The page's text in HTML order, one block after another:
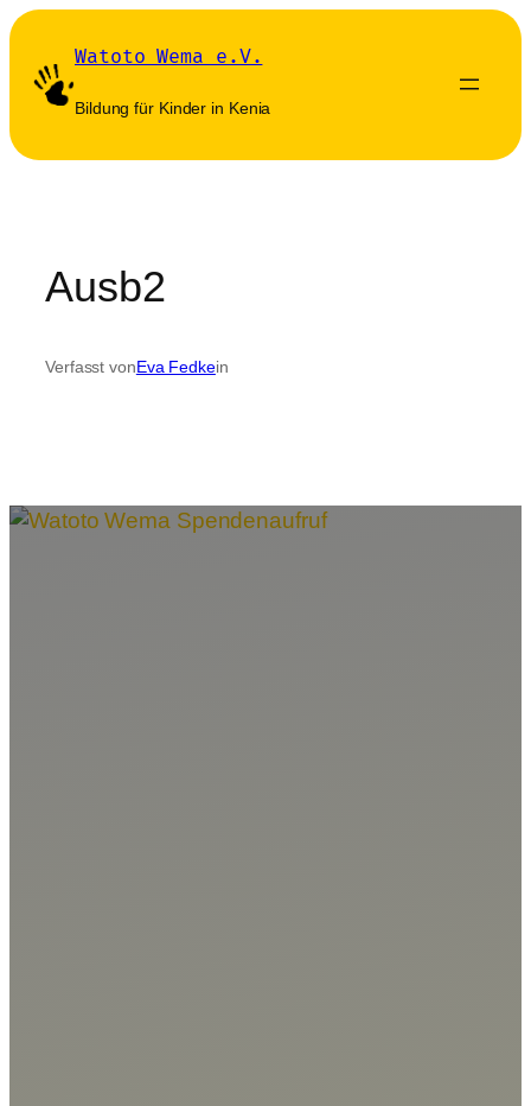
Zum
springen
Watoto Wema e.V.
Bildung für Kinder in Kenia
Ausb2
Verfasst vonEva Fedkein